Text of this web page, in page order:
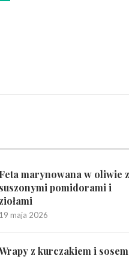
Feta marynowana w oliwie z
suszonymi pomidorami i
ziołami
19 maja 2026
z kurczakiem i sosem